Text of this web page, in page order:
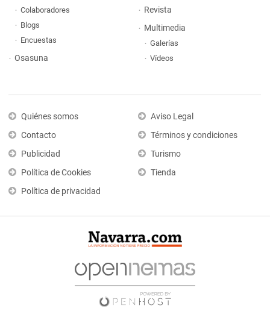
Colaboradores
Blogs
Encuestas
Osasuna
Revista
Multimedia
Galerías
Vídeos
Quiénes somos
Contacto
Publicidad
Política de Cookies
Política de privacidad
Aviso Legal
Términos y condiciones
Turismo
Tienda